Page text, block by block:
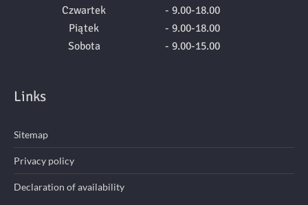
Czwartek
Piątek
Sobota
- 9.00-18.00
- 9.00-18.00
- 9.00-15.00
Links
Sitemap
Privacy policy
Declaration of availability